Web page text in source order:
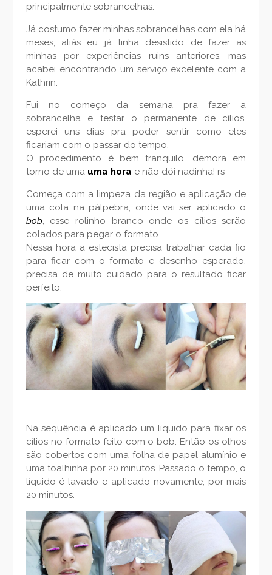
principalmente sobrancelhas.
Já costumo fazer minhas sobrancelhas com ela há
meses, aliás eu já tinha desistido de fazer as
minhas por experiências ruins anteriores, mas
acabei encontrando um serviço excelente com a
Kathrin.
Fui no começo da semana pra fazer a
sobrancelha e testar o permanente de cílios,
esperei uns dias pra poder sentir como eles
ficariam com o passar do tempo.
O procedimento é bem tranquilo, demora em
torno de uma uma hora e não dói nadinha! rs
Começa com a limpeza da região e aplicação de
uma cola na pálpebra, onde vai ser aplicado o
bob, esse rolinho branco onde os cílios serão
colados para pegar o formato.
Nessa hora a estecista precisa trabalhar cada fio
para ficar com o formato e desenho esperado,
precisa de muito cuidado para o resultado ficar
perfeito.
Na sequência é aplicado um líquido para fixar os
cílios no formato feito com o bob. Então os olhos
são cobertos com uma folha de papel alumínio e
uma toalhinha por 20 minutos. Passado o tempo, o
líquido é lavado e aplicado novamente, por mais
20 minutos.